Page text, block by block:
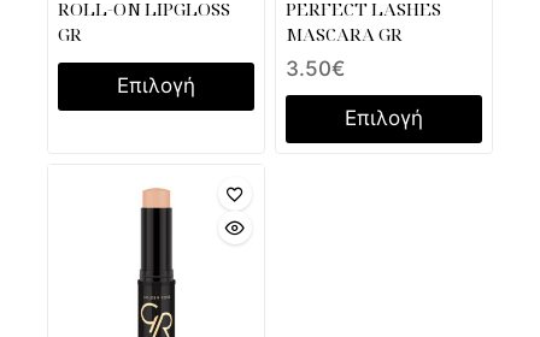
ROLL-ΟΝ LIPGLOSS
GR
Επιλογή
PERFECT LASHES
MASCARA GR
3.50€
Επιλογή